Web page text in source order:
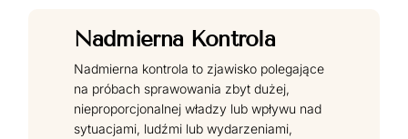
Nadmierna Kontrola
Nadmierna kontrola to zjawisko polegające
na próbach sprawowania zbyt dużej,
nieproporcjonalnej władzy lub wpływu nad
sytuacjami, ludźmi lub wydarzeniami,